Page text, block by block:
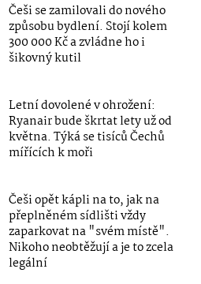
Češi se zamilovali do nového
způsobu bydlení. Stojí kolem
300 000 Kč a zvládne ho i
šikovný kutil
Letní dovolené v ohrožení:
Ryanair bude škrtat lety už od
května. Týká se tisíců Čechů
mířících k moři
Češi opět kápli na to, jak na
přeplněném sídlišti vždy
zaparkovat na "svém místě".
Nikoho neobtěžují a je to zcela
legální